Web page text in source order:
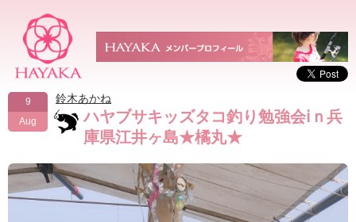
9
Aug
鈴木あかね
ハヤブサキッズタコ釣り勉強会ⅰｎ兵
庫県江井ヶ島★橘丸★